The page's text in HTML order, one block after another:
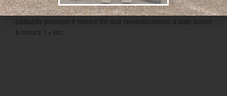
indigne par définition ? », « généraliser massivement les soins
palliatifs pourrait-il mettre fin aux revendications d’aide active
à mourir ? » etc.